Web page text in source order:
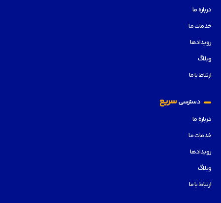
درباره ما
خدمات ما
رویدادها
وبلاگ
ارتباط با ما
دسترسیسریع
درباره ما
خدمات ما
رویدادها
وبلاگ
ارتباط با ما